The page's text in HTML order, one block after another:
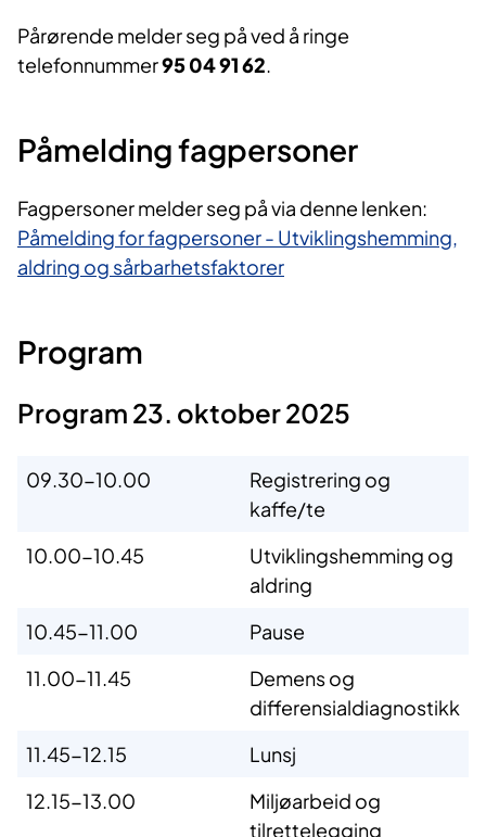
Pårørende melder seg på ved å ringe
telefonnummer95 04 91 62.
Påmelding fagpersoner
Fagpersoner melder seg på via denne lenken:
Påmelding for fagpersoner - Utviklingshemming,
aldring og sårbarhetsfaktorer
Program
Program 23. oktober 2025
09.30-10.00
Registrering og
kaffe/te
10.00-10.45
Utviklingshemming og
aldring
10.45-11.00
Pause
11.00-11.45
Demens og
differensialdiagnostikk
11.45-12.15
Lunsj
12.15-13.00
Miljøarbeid og
tilrettelegging